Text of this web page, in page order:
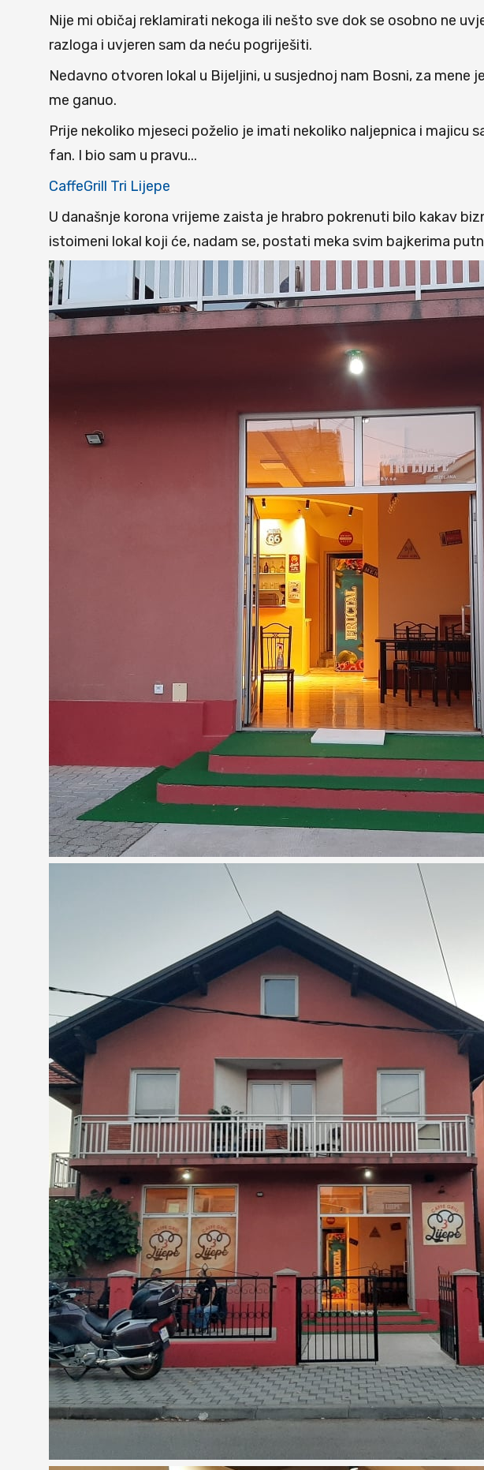
Nije mi običaj reklamirati nekoga ili nešto sve dok se osobno ne
razloga i uvjeren sam da neću pogriješiti.
Nedavno otvoren lokal u Bijeljini, u susjednoj nam Bosni, za
me ganuo.
Prije nekoliko mjeseci poželio je imati nekoliko naljepnica i majicu
fan. I bio sam u pravu...
CaffeGrill Tri Lijepe
U današnje korona vrijeme zaista je hrabro pokrenuti bilo kakav
istoimeni lokal koji će, nadam se, postati meka svim bajkerima